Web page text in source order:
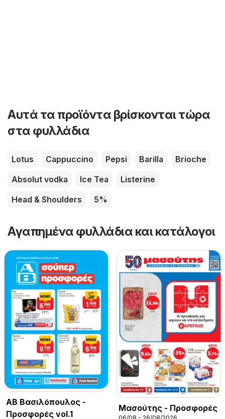
Αυτά τα προϊόντα βρίσκονται τώρα
στα φυλλάδια
Lotus Cappuccino Pepsi Barilla
Brioche
Absolut vodka
Ice Tea
Listerine
Head & Shoulders
5%
Αγαπημένα φυλλάδια και κατάλογοι
ΑΒ Βασιλόπουλος -
Προσφορές vol.1
Μασούτης - Προσφορές